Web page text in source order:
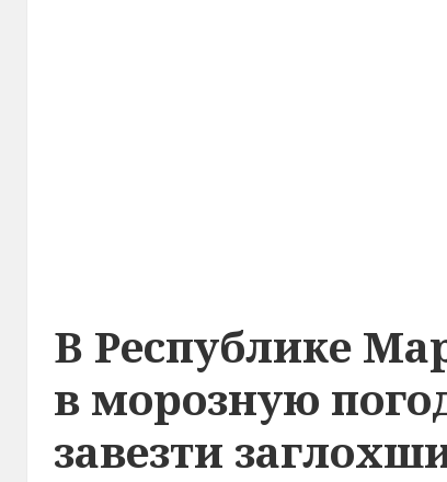
В Республике
в морозную
завезти